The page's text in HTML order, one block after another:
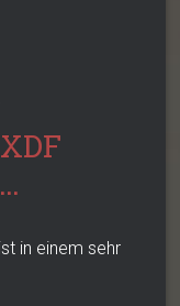
in einem sehr